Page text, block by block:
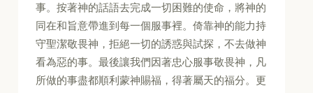
事。按著神的話語去完成一切困難的使命，將神的
同在和旨意帶進到每一個服事裡。倚靠神的能力持
守聖潔敬畏神，拒絕一切的誘惑與試探，不去做神
看為惡的事。最後讓我們因著忠心服事敬畏神，凡
所做的事盡都順利蒙神賜福，得著屬天的福分。更